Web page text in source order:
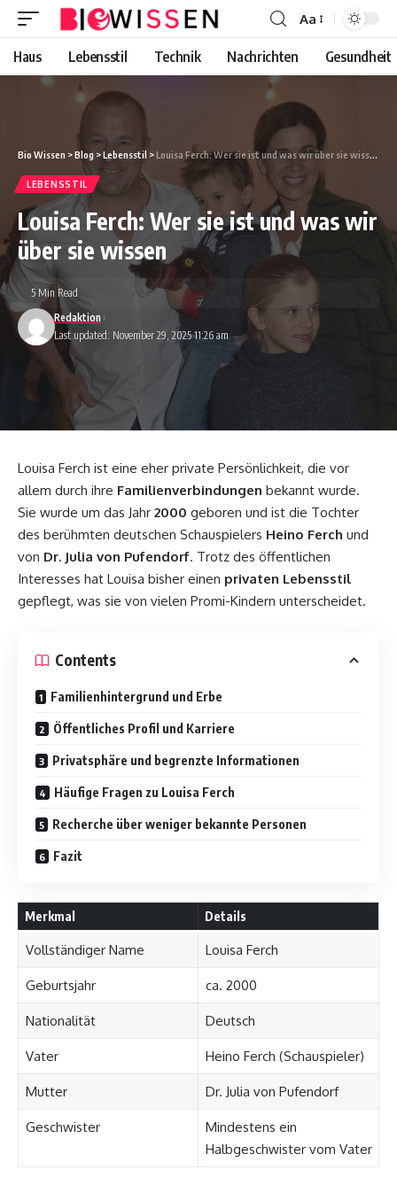
Font
Resizer
Aa
Haus Lebensstil Technik Nachrichten Gesundheit
Bio Wissen >Blog >Lebensstil >Louisa Ferch: Wer sie ist und was wir über sie wissen
LEBENSSTIL
Louisa Ferch: Wer sie ist und was wir
über sie wissen
Last updated: November 29, 2025 11:26 am
Redaktion
5 Min Read
Louisa Ferch ist eine eher private Persönlichkeit, die vor
allem durch ihre Familienverbindungen bekannt wurde.
Sie wurde um das Jahr 2000 geboren und ist die Tochter
des berühmten deutschen Schauspielers Heino Ferch und
von Dr. Julia von Pufendorf. Trotz des öffentlichen
Interesses hat Louisa bisher einen privaten Lebensstil
gepflegt, was sie von vielen Promi-Kindern unterscheidet.
Contents
Familienhintergrund und Erbe
Öffentliches Profil und Karriere
Privatsphäre und begrenzte Informationen
Häufige Fragen zu Louisa Ferch
Recherche über weniger bekannte Personen
Fazit
Merkmal Details
Vollständiger Name Louisa Ferch
Geburtsjahr ca. 2000
Nationalität Deutsch
Vater Heino Ferch (Schauspieler)
Mutter Dr. Julia von Pufendorf
Geschwister
Mindestens ein
Halbgeschwister vom Vater